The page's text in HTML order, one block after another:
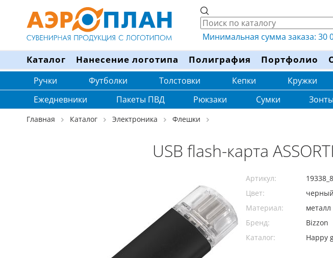
Минимальная сумма заказа: 30
Каталог Нанесение логотипа Полиграфия Портфолио
Ручки Футболки Толстовки Кепки Кружки
Ежедневники
Пакеты ПВД Рюкзаки Сумки Зонты
Главная Каталог Электроника Флешки
USB flash-карта
Артикул:
Цвет:
черный
Материал:
металл
Бренд:
Bizzon
Каталог:
Happy